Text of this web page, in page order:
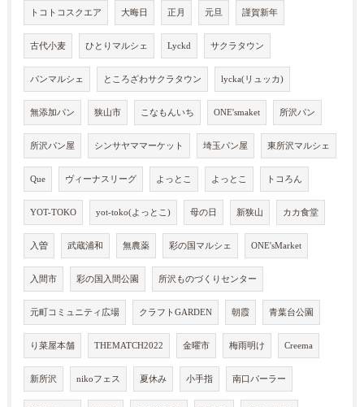
トコトコスクエア 大晦日 正月 元旦 謹賀新年
古代小麦 ひとりマルシェ Lyckd サクラタウン
パンマルシェ ところざわサクラタウン lycka(リュッカ)
無添加パン 狭山市 こなもんいち ONE'smaket 所沢パン
所沢パン屋 シンサヤママーケット 埼玉パン屋 東所沢マルシェ
Que ヴィーナスリーグ よっとこ よっとこ トコろん
YOT-TOKO yot-toko(よっとこ) 母の日 新狭山 カカ食堂
入曽 武蔵浦和 無農薬 彩の国マルシェ ONE'sMarket
入間市 彩の国入間公園 所沢ものづくりセンター
元町コミュニティ広場 クラフトGARDEN 朝霞 青葉台公園
り菜屋本舗 THEMATCH2022 金曜市 梅雨明け Creema
新所沢 nikoフェス 夏休み 小手指 南口パーラー